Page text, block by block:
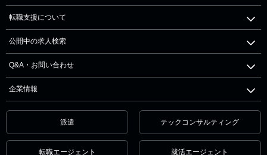
転職支援について
公開中の求人検索
Q&A・お問い合わせ
企業情報
派遣 テックコンサルティング
転職エージェント 就活エージェント